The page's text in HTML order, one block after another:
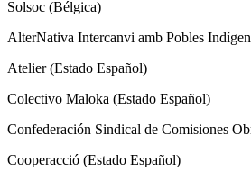
Solsoc (Bélgica)
AlterNativa Intercanvi amb Pobles
Atelier (Estado Español)
Colectivo Maloka (Estado Español)
Confederación Sindical de Comisiones
Cooperacció (Estado Español)